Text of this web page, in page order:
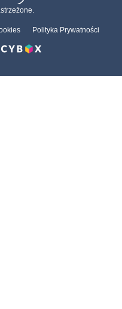
Polityka Prywatności